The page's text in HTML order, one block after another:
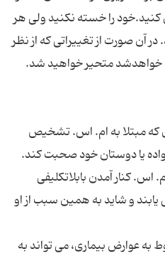
را خسته نكنید ولی هر
آن صورت از تغییراتی كه از نظر
خواهدشد متحیر خواهید شد.
که مبتلا به ام. اس. تشخیص
یا دوستان خود صحبت کند.
اس. کنار آمدن بابلاتکلیفی
و شاید به همین سبب از او
به عوارض بیماری، می تواند به